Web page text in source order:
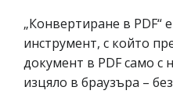
„Конвертиране в PDF“
инструмент, с който
документ в PDF само с
изцяло в браузъра –